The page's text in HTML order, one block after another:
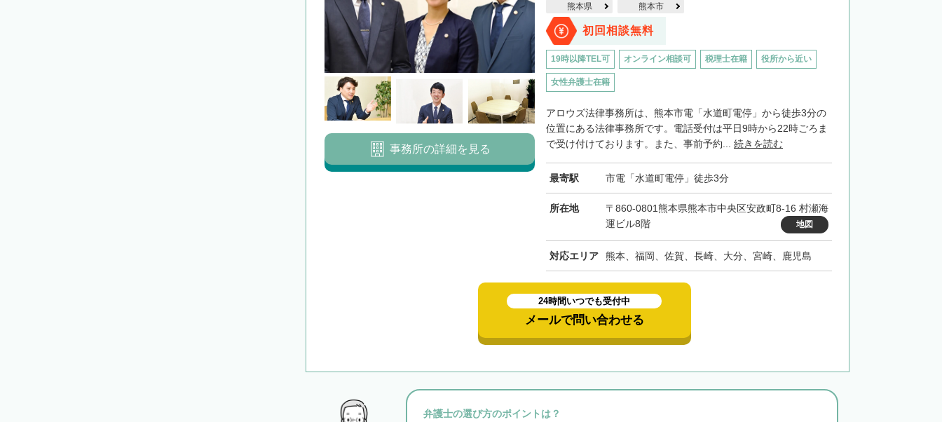
熊本県 熊本市
初回相談無料
19時以降TEL可 オンライン相談可 税理士在籍 役所から近い
女性弁護士在籍
アロウズ法律事務所は、熊本市電「水道町電停」から徒歩3分の
位置にある法律事務所です。電話受付は平日9時から22時ごろま
で受け付けております。また、事前予約... 続きを読む
最寄駅 市電「水道町電停」徒歩3分
所在地
〒860-0801熊本県熊本市中央区安政町8-16 村瀬海
運ビル8階
地図
対応エリア 熊本、福岡、佐賀、長崎、大分、宮崎、鹿児島
事務所の詳細を見る
24時間いつでも受付中
メールで問い合わせる
弁護士の選び方のポイントは？